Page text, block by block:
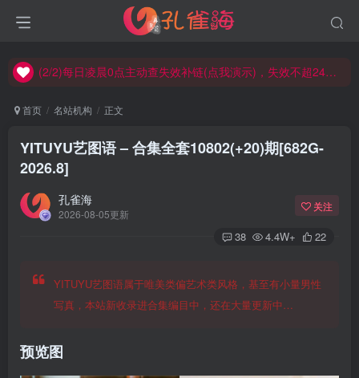
(2/2)每日凌晨0点主动查失效补链(点我演示)，失效不超24小时，
(2/2)每日凌晨0点主动查失效补链(点我演示)，失效不超24小时，
首页 名站机构 正文
YITUYU艺图语 – 合集全套10802(+20)期[682G-
2026.8]
孔雀海
2026-08-05更新
关注
38 4.4W+ 22
YITUYU艺图语属于唯美类偏艺术类风格，基至有小量男性
写真，本站新收录进合集编目中，还在大量更新中…
预览图